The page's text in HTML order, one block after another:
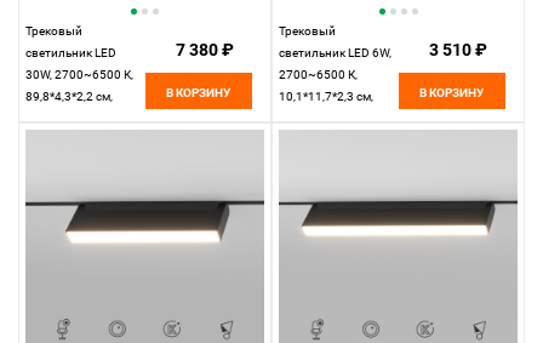
Трековый
светильник LED
30W, 2700~6500 К,
89,8*4,3*2,2 см,
7 380 ₽
В КОРЗИНУ
Трековый
светильник LED 6W,
2700~6500 К,
10,1*11,7*2,3 см,
3 510 ₽
В КОРЗИНУ